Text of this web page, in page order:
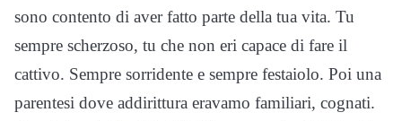
sono contento di aver fatto parte della tua vita. Tu
sempre scherzoso, tu che non eri capace di fare il
cattivo. Sempre sorridente e sempre festaiolo. Poi una
parentesi dove addirittura eravamo familiari, cognati.